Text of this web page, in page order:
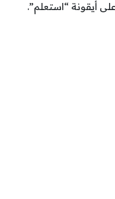
على أيقونة “استعلم”.